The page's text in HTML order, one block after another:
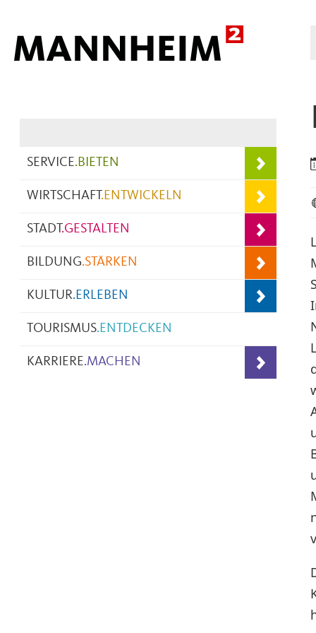
SERVICE.BIETEN
WIRTSCHAFT.ENTWICKELN
STADT.GESTALTEN
BILDUNG.STÄRKEN
KULTUR.ERLEBEN
TOURISMUS.ENTDECKEN
KARRIERE.MACHEN